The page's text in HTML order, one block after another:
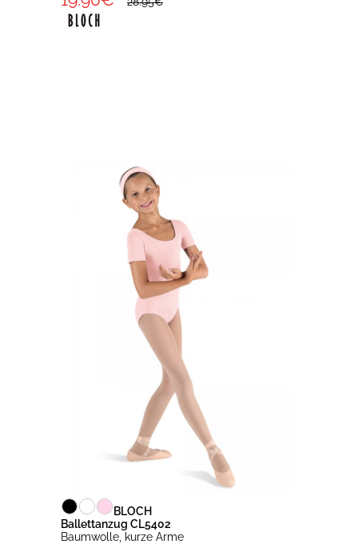
BLOCH
Ballettanzug CL5402
Baumwolle, kurze Arme